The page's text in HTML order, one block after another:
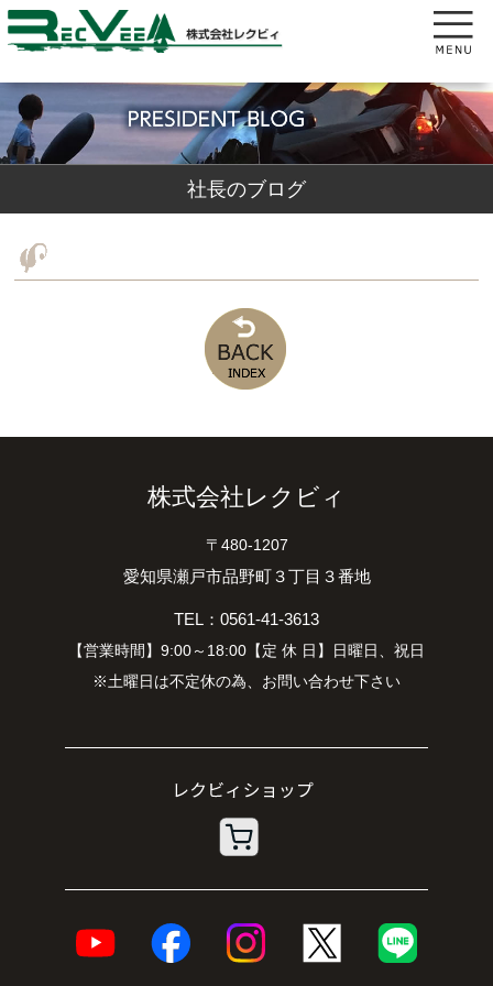
社長のブログ
株式会社レクビィ
〒480-1207
愛知県瀬戸市品野町３丁目３番地
TEL：0561-41-3613
【営業時間】9:00～18:00【定 休 日】日曜日、祝日
※土曜日は不定休の為、お問い合わせ下さい